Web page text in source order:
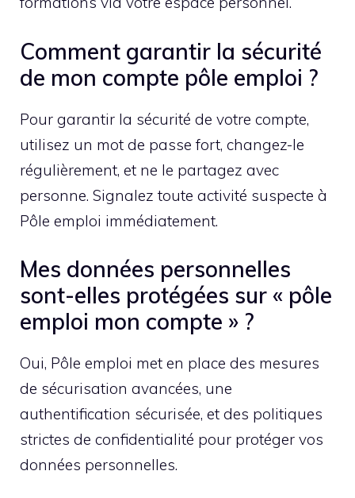
Comment garantir la sécurité
de mon compte pôle emploi ?
Pour garantir la sécurité de votre compte,
utilisez un mot de passe fort, changez-le
régulièrement, et ne le partagez avec
personne. Signalez toute activité suspecte à
Pôle emploi immédiatement.
Mes données personnelles
sont-elles protégées sur « pôle
emploi mon compte » ?
Oui, Pôle emploi met en place des mesures
de sécurisation avancées, une
authentification sécurisée, et des politiques
strictes de confidentialité pour protéger vos
données personnelles.